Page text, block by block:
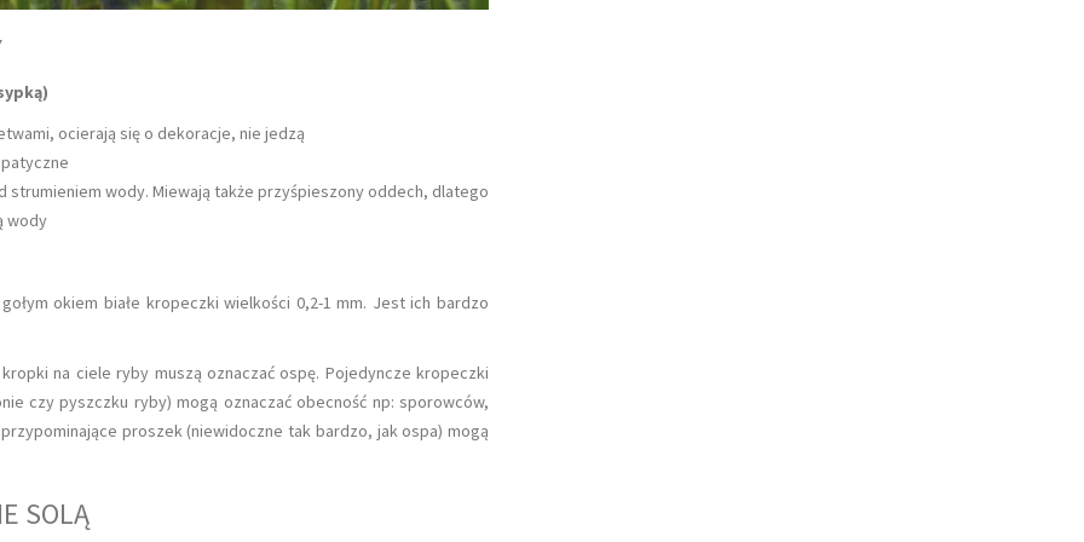
ocierają się o dekoracje, nie jedzą
strumieniem wody. Miewają także przyśpieszony oddech, dlatego
wody
okiem białe kropeczki wielkości 0,2-1 mm. Jest ich bardzo
na ciele ryby muszą oznaczać ospę. Pojedyncze kropeczki
czy pyszczku ryby) mogą oznaczać obecność np: sporowców,
proszek (niewidoczne tak bardzo, jak ospa) mogą
SOLĄ